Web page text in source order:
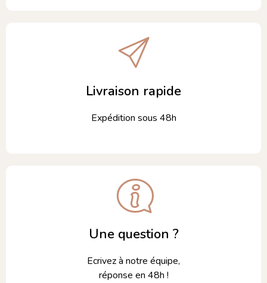
Livraison rapide
Expédition sous 48h
Une question ?
Ecrivez à notre équipe,
réponse en 48h !